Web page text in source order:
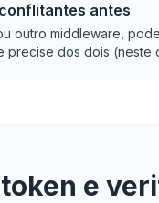
antes
outro middleware,
dos dois (neste
e